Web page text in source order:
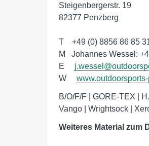
Steigenbergerstr. 19
82377 Penzberg
T    +49 (0) 8856 86 85
M   Johannes Wessel:
E
W
B/O/F/F | GORE-TEX |
Vango | Wrightsock |
Weiteres Material zum